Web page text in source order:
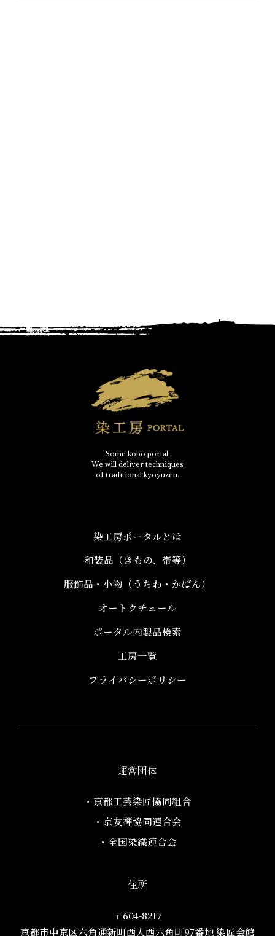
Some kobo portal.
We will deliver techniques
of traditional kyoyuzen.
染工房ポータルとは
和装品（きもの、帯等）​
服飾品・小物​（うちわ・かばん）
オートクチュール
ポータル内製品検索
工房一覧
プライバシーポリシー
運営団体
・京都工芸染匠協同組合​
・京友禅協同連合会
・全国染織連合会
住所
〒604-8217
京都市中京区六角通新町西入西六角町97番地​ 染匠会館